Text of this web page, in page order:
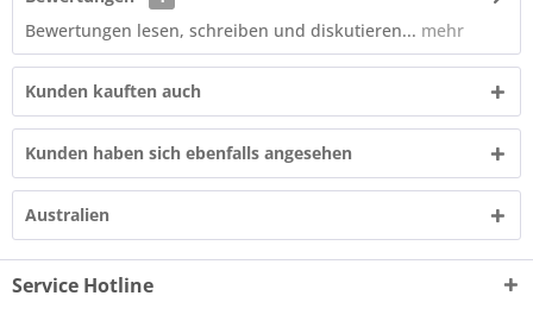
Bewertungen lesen, schreiben und diskutieren... mehr
Kunden kauften auch
Kunden haben sich ebenfalls angesehen
Australien
Service Hotline